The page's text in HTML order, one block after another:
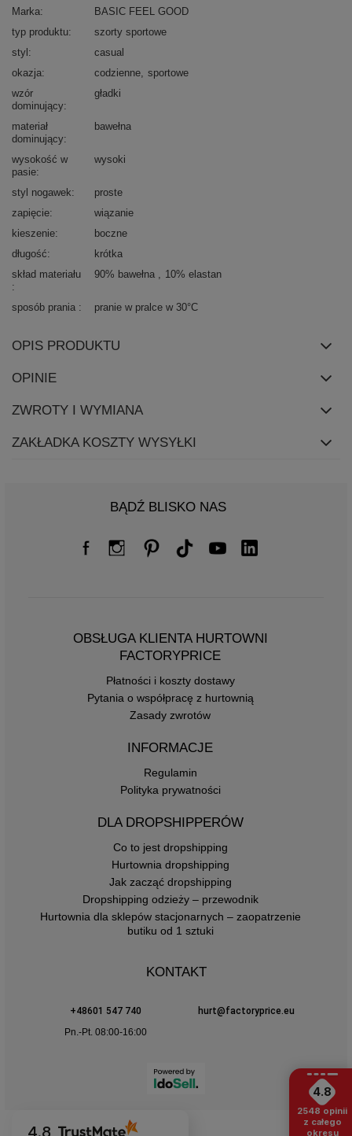
Marka
BASIC FEEL GOOD
typ produktu
szorty sportowe
styl
casual
okazja
codzienne sportowe
wzór
dominujący
gładki
materiał
dominujący
bawełna
wysokość w
pasie
wysoki
styl nogawek
proste
zapięcie
wiązanie
kieszenie
boczne
długość
krótka
skład materiału
90% bawełna 10% elastan
sposób prania pranie w pralce w 30°C
OPIS PRODUKTU
OPINIE
ZWROTY I WYMIANA
ZAKŁADKA KOSZTY WYSYŁKI
BĄDŹ BLISKO NAS
OBSŁUGA KLIENTA HURTOWNI
FACTORYPRICE
Płatności i koszty dostawy
Pytania o współpracę z hurtownią
Zasady zwrotów
INFORMACJE
Regulamin
Polityka prywatności
DLA DROPSHIPPERÓW
Co to jest dropshipping
Hurtownia dropshipping
Jak zacząć dropshipping
Dropshipping odzieży – przewodnik
Hurtownia dla sklepów stacjonarnych – zaopatrzenie
butiku od 1 sztuki
KONTAKT
+48601 547 740
hurt@factoryprice.eu
Pn.-Pt. 08:00-16:00
4.8
4.8
2548 opinii
z całego
okresu